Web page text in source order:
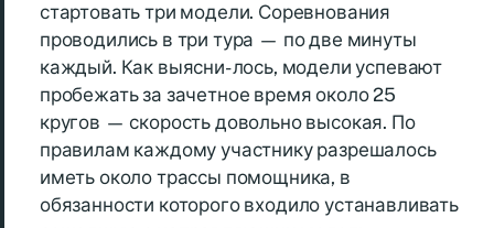
стартовать три модели. Соревнования
проводились в три тура — по две минуты
каждый. Как выясни- лось, модели успевают
пробежать за зачетное время около 25
кругов — скорость довольно высокая. По
правилам каждому участнику разрешалось
иметь около трассы помощника, в
обязанности которого входило устанавливать